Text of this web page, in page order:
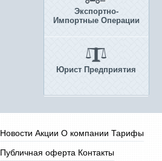
Экспортно-
Импортные Операции
Юрист Предприятия
Новости Акции О компании Тарифы
Публичная оферта Контакты